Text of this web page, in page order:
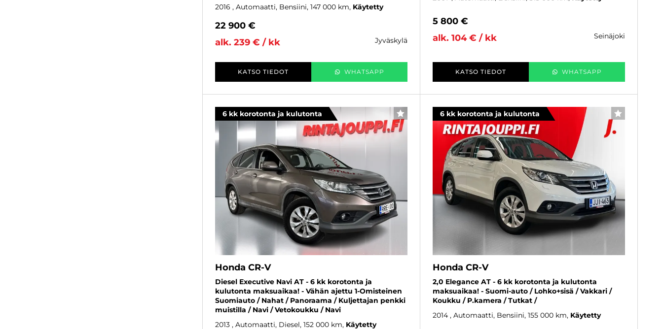
2016 , Automaatti, Bensiini, 147 000 km Käytetty
22 900 €
alk. 239 € / kk
jyväskylä
KATSO TIEDOT WHATSAPP
5 800 €
alk. 104 € / kk
seinäjoki
KATSO TIEDOT WHATSAPP
6 kk korotonta ja kulutonta SUOSIKKI
Honda CR-V
Diesel Executive Navi AT - 6 kk korotonta ja
kulutonta maksuaikaa! - Vähän ajettu 1-Omisteinen
Suomiauto / Nahat / Panoraama / Kuljettajan penkki
muistilla / Navi / Vetokoukku / Navi
2013 , Automaatti, Diesel, 152 000 km Käytetty
6 kk korotonta ja kulutonta SUOSIKKI
Honda CR-V
2,0 Elegance AT - 6 kk korotonta ja kulutonta
maksuaikaa! - Suomi-auto / Lohko+sisä / Vakkari /
Koukku / P.kamera / Tutkat /
2014 , Automaatti, Bensiini, 155 000 km Käytetty